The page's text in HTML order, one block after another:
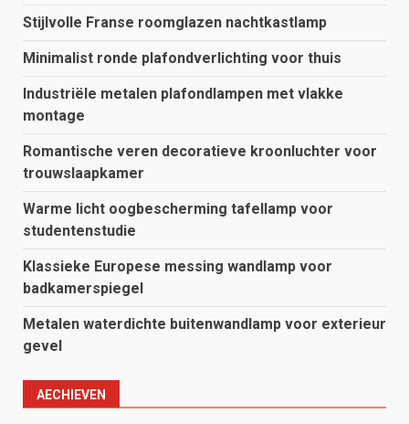
Stijlvolle Franse roomglazen nachtkastlamp
Minimalist ronde plafondverlichting voor thuis
Industriële metalen plafondlampen met vlakke
montage
Romantische veren decoratieve kroonluchter voor
trouwslaapkamer
Warme licht oogbescherming tafellamp voor
studentenstudie
Klassieke Europese messing wandlamp voor
badkamerspiegel
Metalen waterdichte buitenwandlamp voor exterieur
gevel
AECHIEVEN